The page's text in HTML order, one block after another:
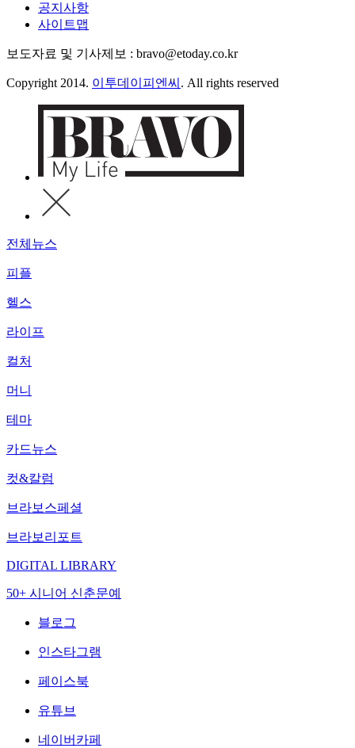
공지사항
사이트맵
보도자료 및 기사제보 : bravo@etoday.co.kr
Copyright 2014. 이투데이피엔씨 . All rights reserved
전체뉴스
피플
헬스
라이프
컬처
머니
테마
카드뉴스
컷&칼럼
브라보스페셜
브라보리포트
DIGITAL LIBRARY
50+ 시니어 신춘문예
블로그
인스타그램
페이스북
유튜브
네이버카페